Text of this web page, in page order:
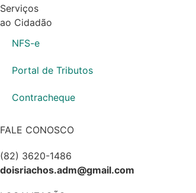
Serviços
ao Cidadão
NFS-e
Portal de Tributos
Contracheque
FALE CONOSCO
(82) 3620-1486
doisriachos.adm@gmail.com